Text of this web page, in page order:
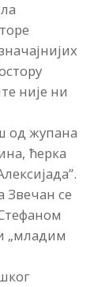
није ни
од жупана
ћерка
Звечан се
„младим